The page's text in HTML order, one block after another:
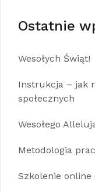
Ostatnie
Wesołych Świąt!
Instrukcja – jak
społecznych
Wesołego
Metodologia
Szkolenie